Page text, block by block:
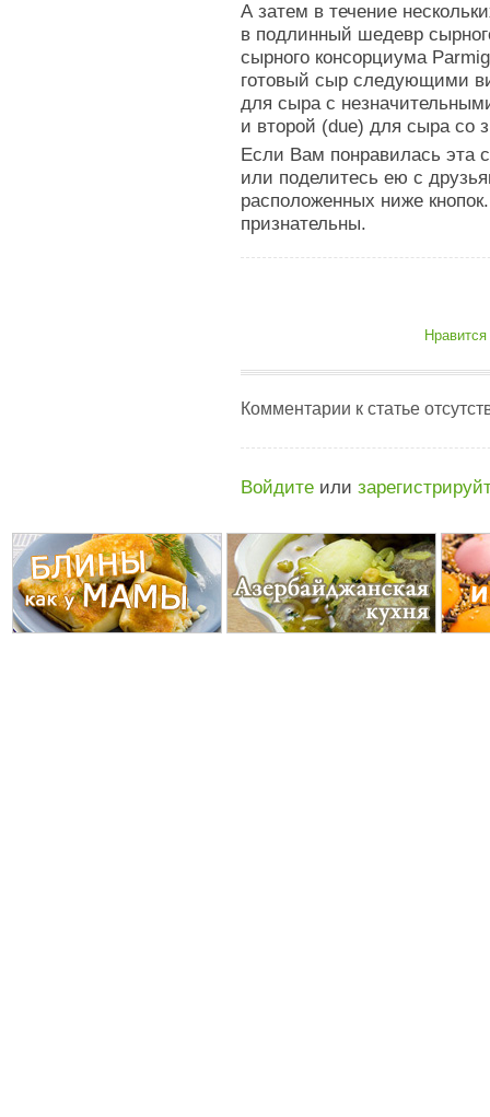
А затем в течение
в подлинный шедевр
сырного консорциума
готовый сыр следующими
для сыра с
и второй (due) для сыра со
Если Вам понравилась эта
или поделитесь ею с
расположенных ниже
признательны.
Нравится
Комментарии к статье
Войдите или